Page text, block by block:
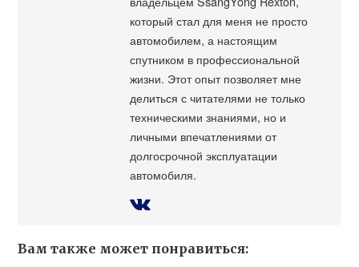
который стал для меня не просто
автомобилем, а настоящим
спутником в профессиональной
жизни. Этот опыт позволяет мне
делиться с читателями не только
техническими знаниями, но и
личными впечатлениями от
долгосрочной эксплуатации
автомобиля.
Вам также может понравиться: